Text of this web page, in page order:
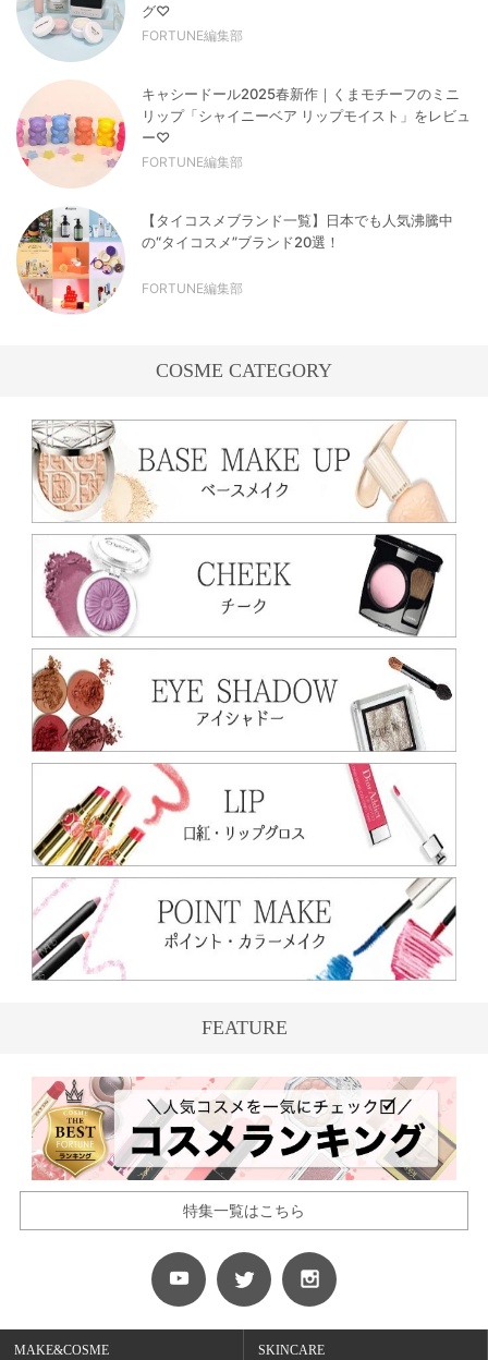
グ♡
FORTUNE編集部
キャシードール2025春新作｜くまモチーフのミニ
リップ「シャイニーベア リップモイスト」をレビュ
ー♡
FORTUNE編集部
【タイコスメブランド一覧】日本でも人気沸騰中
の“タイコスメ”ブランド20選！
FORTUNE編集部
COSME CATEGORY
FEATURE
特集一覧はこちら
MAKE&COSME SKINCARE